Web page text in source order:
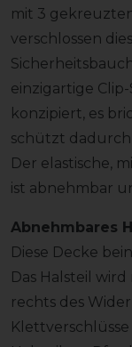
mit 3
verschlossen
einzigartige
konzipiert, es
schützt dadurch
Der elastische,
ist abnehmbar
Abnehmbares
Diese Decke
Das Halsteil
rechts des